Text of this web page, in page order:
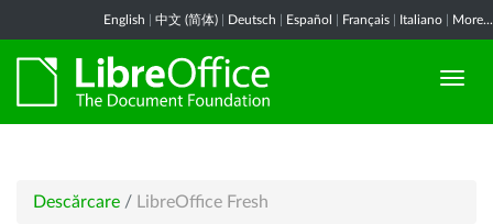
English 中文 (简体) Deutsch Español Français Italiano More...
Descărcare / LibreOffice Fresh